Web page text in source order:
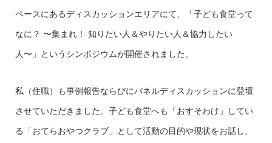
ペースにあるディスカッションエリアにて、「子ども食堂って
なに？ 〜集まれ！ 知りたい人＆やりたい人＆協力したい
人〜」というシンポジウムが開催されました。
私（住職）も事例報告ならびにパネルディスカッションに登壇
させていただきました。子ども食堂へも「おすそわけ」してい
る「おてらおやつクラブ」として活動の目的や現状をお話し、